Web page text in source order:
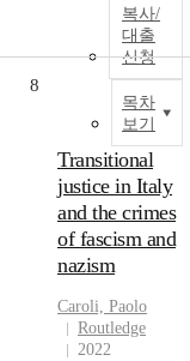
복사/
대출
신청
목차
보기
8
Transitional
justice in Italy
and the crimes
of fascism and
nazism
Caroli, Paolo
Routledge
2022